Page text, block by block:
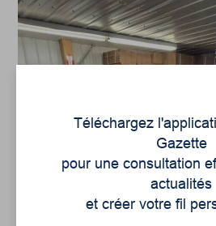
Téléchargez
Gazette
pour une consultation
actualités
et créer votre fil